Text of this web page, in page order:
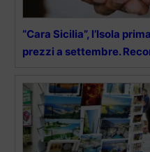
“Cara Sicilia”, l’Isola
prezzi a settembre.